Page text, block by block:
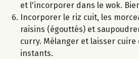
et l'incorporer dans le wok.
Incorporer le riz cuit, les
raisins (égouttés) et
curry. Mélanger et laisser cuire
instants.